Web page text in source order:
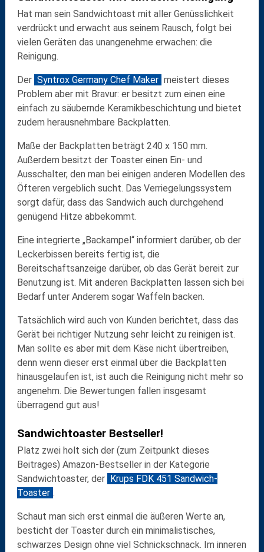
Hat man sein Sandwichtoast mit aller Genüsslichkeit
verdrückt und erwacht aus seinem Rausch, folgt bei
vielen Geräten das unangenehme erwachen: die
Reinigung.
Der Syntrox Germany Chef Maker meistert dieses
Problem aber mit Bravur: er besitzt zum einen eine
einfach zu säubernde Keramikbeschichtung und bietet
zudem herausnehmbare Backplatten.
Maße der Backplatten beträgt 240 x 150 mm.
Außerdem besitzt der Toaster einen Ein- und
Ausschalter, den man bei einigen anderen Modellen des
Öfteren vergeblich sucht. Das Verriegelungssystem
sorgt dafür, dass das Sandwich auch durchgehend
genügend Hitze abbekommt.
Eine integrierte „Backampel“ informiert darüber, ob der
Leckerbissen bereits fertig ist, die
Bereitschaftsanzeige darüber, ob das Gerät bereit zur
Benutzung ist. Mit anderen Backplatten lassen sich bei
Bedarf unter Anderem sogar Waffeln backen.
Tatsächlich wird auch von Kunden berichtet, dass das
Gerät bei richtiger Nutzung sehr leicht zu reinigen ist.
Man sollte es aber mit dem Käse nicht übertreiben,
denn wenn dieser erst einmal über die Backplatten
hinausgelaufen ist, ist auch die Reinigung nicht mehr so
angenehm. Die Bewertungen fallen insgesamt
überragend gut aus!
Sandwichtoaster Bestseller!
Platz zwei holt sich der (zum Zeitpunkt dieses
Beitrages) Amazon-Bestseller in der Kategorie
Sandwichtoaster, der Krups FDK 451 Sandwich-
Toaster .
Schaut man sich erst einmal die äußeren Werte an,
besticht der Toaster durch ein minimalistisches,
schwarzes Design ohne viel Schnickschnack. Im inneren